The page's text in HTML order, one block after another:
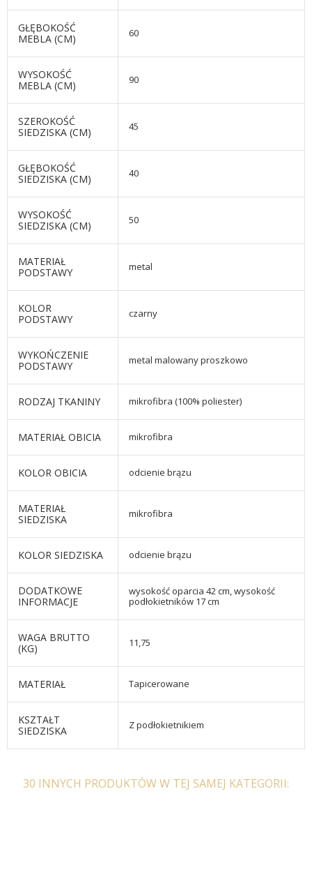
GŁĘBOKOŚĆ
MEBLA (CM)
60
WYSOKOŚĆ
MEBLA (CM)
90
SZEROKOŚĆ
SIEDZISKA (CM)
45
GŁĘBOKOŚĆ
SIEDZISKA (CM)
40
WYSOKOŚĆ
SIEDZISKA (CM)
50
MATERIAŁ
PODSTAWY
metal
KOLOR
PODSTAWY
czarny
WYKOŃCZENIE
PODSTAWY
metal malowany proszkowo
RODZAJ TKANINY mikrofibra (100% poliester)
MATERIAŁ OBICIA mikrofibra
KOLOR OBICIA odcienie brązu
MATERIAŁ
SIEDZISKA
mikrofibra
KOLOR SIEDZISKA odcienie brązu
DODATKOWE
INFORMACJE
wysokość oparcia 42 cm, wysokość
podłokietników 17 cm
WAGA BRUTTO
(KG)
11,75
MATERIAŁ Tapicerowane
KSZTAŁT
SIEDZISKA
Z podłokietnikiem
30 INNYCH PRODUKTÓW W TEJ SAMEJ KATEGORII: